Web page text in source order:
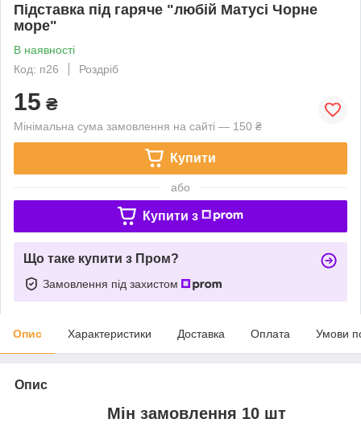
Підставка під гаряче "любій Матусі Чорне
море"
В наявності
Код: п26
Роздріб
15 ₴
Мінімальна сума замовлення на сайті — 150 ₴
Купити
або
Купити з
Що таке купити з Пром?
Замовлення під захистом
Опис Характеристики Доставка Оплата Умови
Опис
Мін замовлення 10 шт